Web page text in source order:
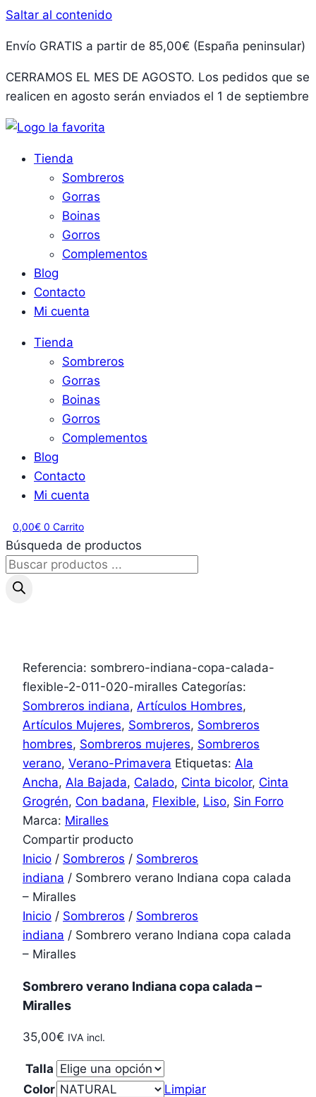
Saltar al contenido
Envío GRATIS a partir de 85,00€ (España peninsular)
CERRAMOS EL MES DE AGOSTO. Los pedidos que se
realicen en agosto serán enviados el 1 de septiembre
Tienda
Sombreros
Gorras
Boinas
Gorros
Complementos
Blog
Contacto
Mi cuenta
Tienda
Sombreros
Gorras
Boinas
Gorros
Complementos
Blog
Contacto
Mi cuenta
0,00€ 0 Carrito
Búsqueda de productos
Referencia: sombrero-indiana-copa-calada-
flexible-2-011-020-miralles Categorías:
Sombreros indiana, Artículos Hombres,
Artículos Mujeres, Sombreros, Sombreros
hombres, Sombreros mujeres, Sombreros
verano, Verano-Primavera Etiquetas: Ala
Ancha, Ala Bajada, Calado, Cinta bicolor, Cinta
Grogrén, Con badana, Flexible, Liso, Sin Forro
Marca: Miralles
Compartir producto
Inicio / Sombreros / Sombreros
indiana / Sombrero verano Indiana copa calada
– Miralles
Inicio / Sombreros / Sombreros
indiana / Sombrero verano Indiana copa calada
– Miralles
Sombrero verano Indiana copa calada –
Miralles
35,00€ IVA incl.
Talla
Color
Limpiar